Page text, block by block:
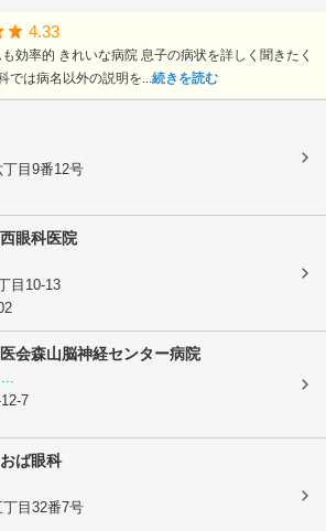
4.33
効率的 きれいな病院 息子の病状を詳しく聞きたく
は病名以外の説明を... 続きを読む
目9番12号
眼科医院
目10-13
会森山脳神経センター病院
7
ば眼科
目32番7号